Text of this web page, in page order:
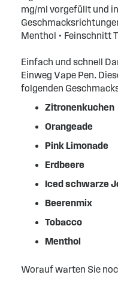
mg/ml vorgefüllt und
Menthol • Feinschnitt
Einfach und schnell
Einweg Vape Pen.
folgenden
Zitronenkuchen
Orangeade
Pink Limonade
Erdbeere
Iced schwarze
Beerenmix
Tobacco
Menthol
Worauf warten Sie